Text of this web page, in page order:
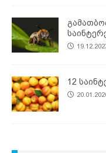
12